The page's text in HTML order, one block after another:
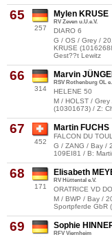
65
257
Mylen KRUSE
RV Zeven u.U.e.V.
DIARO 6
G / OS / Grey /
KRUSE
Gest??t Lewitz
66
314
Marvin
RSV Rothenburg OL e.
HELENE 50
M / HOLST /
(10301673) / Z:
67
452
Martin FUCHS
FALCON DU
G / ZANG / Bay /
109EI81 / B:
68
171
Elisabeth
RV Hüttental e.V.
ORATRICE VD
M / BWP / Bay /
Sportpferde GbR
69 Sophie
RFV Viernheim